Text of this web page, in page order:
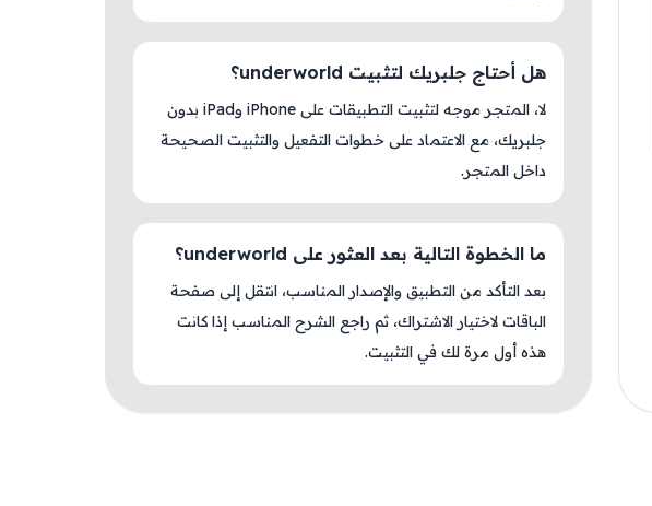
هل أحتاج جلبريك لتثبيت underworld؟
لا، المتجر موجه لتثبيت التطبيقات على iPhone وiPad بدون
جلبريك، مع الاعتماد على خطوات التفعيل والتثبيت الصحيحة
داخل المتجر.
ما الخطوة التالية بعد العثور على underworld؟
بعد التأكد من التطبيق والإصدار المناسب، انتقل إلى صفحة
الباقات لاختيار الاشتراك، ثم راجع الشرح المناسب إذا كانت
هذه أول مرة لك في التثبيت.